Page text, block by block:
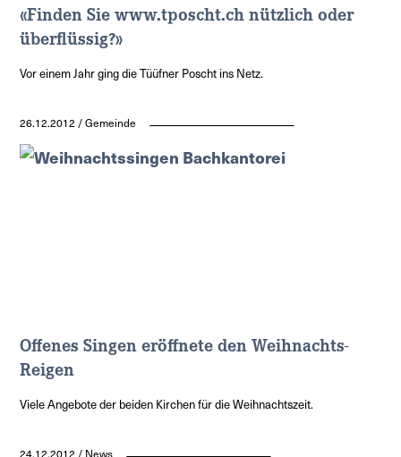
«Finden Sie www.tposcht.ch nützlich oder
überflüssig?»
Vor einem Jahr ging die Tüüfner Poscht ins Netz.
26.12.2012 / Gemeinde
Offenes Singen eröffnete den Weihnachts-
Reigen
Viele Angebote der beiden Kirchen für die Weihnachtszeit.
24.12.2012 / News